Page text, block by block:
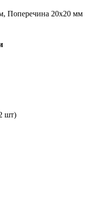
Поперечина 20х20 мм
шт)